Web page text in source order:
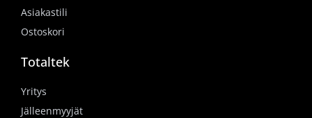
Asiakastili
Ostoskori
Totaltek
Yritys
Jälleenmyyjät